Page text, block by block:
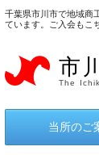
千葉県市川市で地域商
ています。ご入会もこ
市
The
当所のご